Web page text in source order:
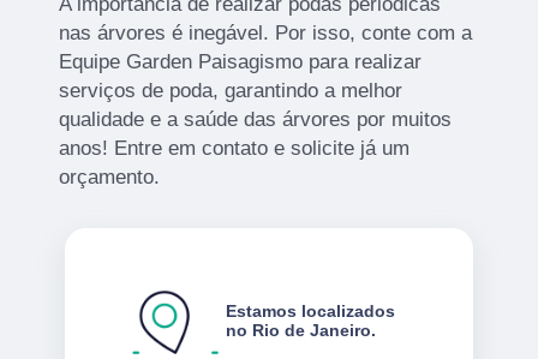
nas árvores é inegável. Por isso, conte com a
Equipe Garden Paisagismo para realizar
serviços de poda, garantindo a melhor
qualidade e a saúde das árvores por muitos
anos! Entre em contato e solicite já um
orçamento.
Estamos localizados
no Rio de Janeiro.